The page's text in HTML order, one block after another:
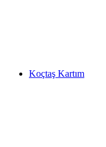
Koçtaş Kartım